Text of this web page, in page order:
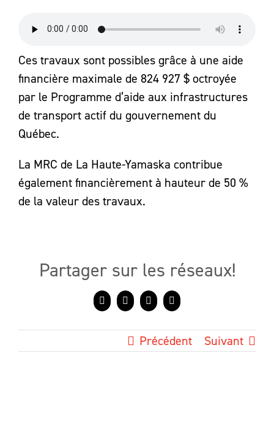
Ces travaux sont possibles grâce à une aide
financière maximale de 824 927 $ octroyée
par le Programme d’aide aux infrastructures
de transport actif du gouvernement du
Québec.
La MRC de La Haute-Yamaska contribue
également financièrement à hauteur de 50 %
de la valeur des travaux.
Partager sur les réseaux!
Facebook
X LinkedInCourriel
Précédent Suivant